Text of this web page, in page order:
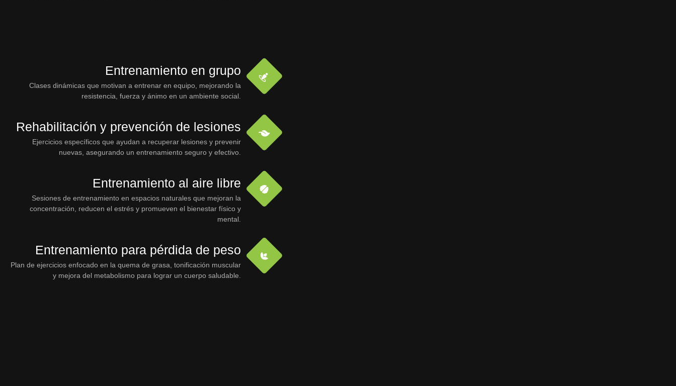
Entrenamiento en grupo
Clases dinámicas que motivan a entrenar en equipo, mejorando la
resistencia, fuerza y ánimo en un ambiente social.
Rehabilitación y prevención de lesiones
Ejercicios específicos que ayudan a recuperar lesiones y prevenir
nuevas, asegurando un entrenamiento seguro y efectivo.
Entrenamiento al aire libre
Sesiones de entrenamiento en espacios naturales que mejoran la
concentración, reducen el estrés y promueven el bienestar físico y
mental.
Entrenamiento para pérdida de peso
Plan de ejercicios enfocado en la quema de grasa, tonificación muscular
y mejora del metabolismo para lograr un cuerpo saludable.